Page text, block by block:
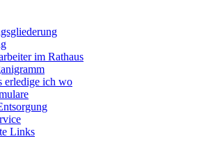
im Rathaus
erledige ich wo
Links